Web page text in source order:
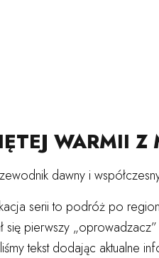
WARMII Z
dawny i
serii to podróż po
się pierwszy
tekst dodając aktualne